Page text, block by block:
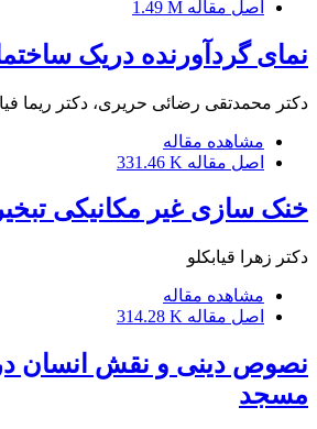
اصل مقاله 1.49 M
نمای گردآورنده دریک
دکتر محمدتقی رضائی حریری، دکتر ریما
مشاهده مقاله
اصل مقاله 331.46 K
خنک سازی غیر مکانیکی
دکتر زهرا قیابکلو
مشاهده مقاله
اصل مقاله 314.28 K
نصوص دینی و نقش انسان
مسجد